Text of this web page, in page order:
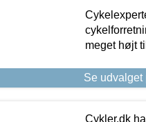
meget højt
Se udvalget
Cykler.dk